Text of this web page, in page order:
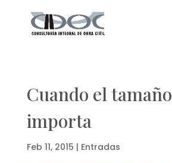
Cuando el tamaño
importa
Feb 11, 2015 | Entradas